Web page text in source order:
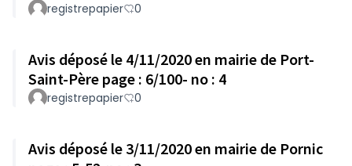
registrepapier 0
Avis déposé le 4/11/2020 en mairie de Port-
Saint-Père page : 6/100- no : 4
registrepapier 0
Avis déposé le 3/11/2020 en mairie de Pornic